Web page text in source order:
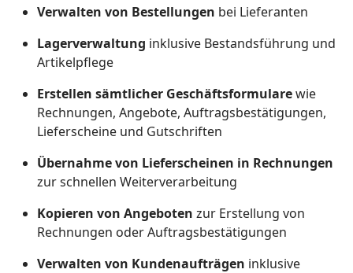
Verwalten von Bestellungen bei Lieferanten
Lagerverwaltung inklusive Bestandsführung und
Artikelpflege
Erstellen sämtlicher Geschäftsformularewie
Rechnungen, Angebote, Auftragsbestätigungen,
Lieferscheine und Gutschriften
Übernahme von Lieferscheinen in Rechnungen
zur schnellen Weiterverarbeitung
Kopieren von Angeboten zur Erstellung von
Rechnungen oder Auftragsbestätigungen
Verwalten von Kundenaufträgen inklusive